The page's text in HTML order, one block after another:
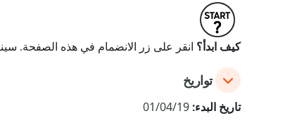
كيف ابدأ؟ انقر على زر الانضمام في هذه الصفحة.
تواريخ
تاريخ البدء: